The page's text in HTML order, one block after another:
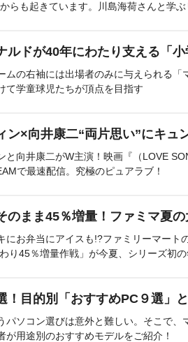
らも起きています。川島海荷さんと学ぶ
ルドが40年にわたり支える「小
ムの右袖には出場者のみに与えられる「
て学童球児たちが頂点を目指す
ン×向井康二“両片思い”にキュ
と向井康二がW主演！映画『（LOVE
で最速配信。究極のピュアラブ！
のまま45％増量！ファミマ夏
にお弁当にアイスも!?ファミリーマート
り45％増量作戦」が今夏、シリーズ初の
！目的別「おすすめPC９選」
パソコン選びは意外と難しい。そこで、
が用途別のおすすめモデルをご紹介！